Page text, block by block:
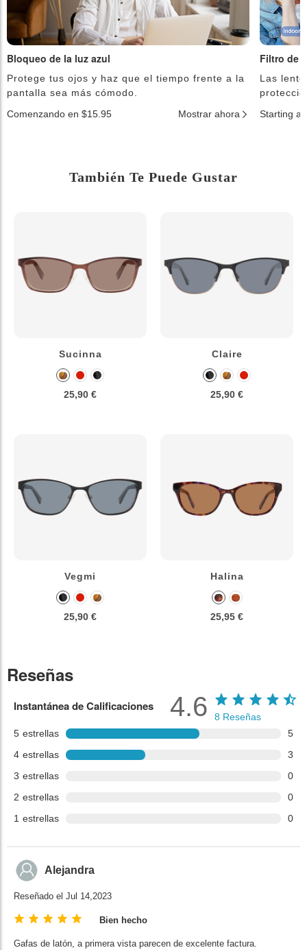
Bloqueo de la luz azul
Protege tus ojos y haz que el tiempo frente a la
pantalla sea más cómodo.
Comenzando en $15.95
Mostrar ahora
Filtro de
Las
Starting at
También Te Puede Gustar
Sucinna
25,90 €
Claire
25,90 €
Vegmi
25,90 €
Halina
25,95 €
Reseñas
Instantánea de Calificaciones
5 estrellas
5
4 estrellas
3
3 estrellas
0
2 estrellas
0
1 estrellas 0
4.6 8 Reseñas
Alejandra
Reseñado el Jul 14,2023
Bien hecho
Gafas de latón, a primera vista parecen de excelente factura.